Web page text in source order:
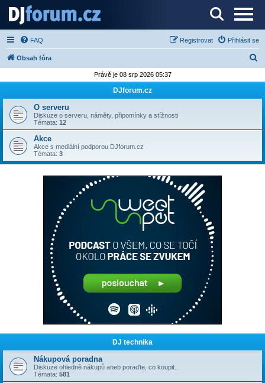
Server o DJ technice a DJingu
FAQ Přihlásit se
Registrovat
Obsah fóra
d
t
Právě je 08 srp 2026 05:37
DJforum.cz
O serveru
Diskuze o serveru, náměty, připomínky a stížnosti
Témata: 12
Akce
Akce s mediální podporou DJforum.cz
Témata: 3
DJ technika
Nákupová poradna
Diskuze ohledně nákupů aneb poraďte, co koupit...
Témata: 581